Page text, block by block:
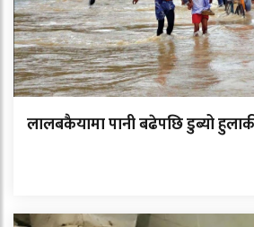
लालबकैयामा पानी बढेपछि डुब्यो